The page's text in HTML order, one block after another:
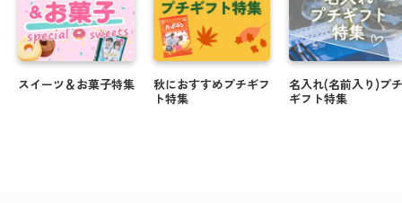
スイーツ＆お菓子特集
秋におすすめプチギフ
ト特集
名入れ(名前入り)プチ
ギフト特集